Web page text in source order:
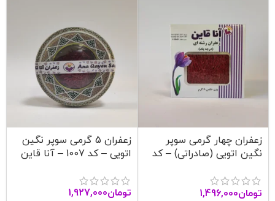
زعفران چهار گرمی سوپر
نگین اتویی (صادراتی) – کد
تومان1,496,000
زعفران 5 گرمی سوپر نگین
اتویی – کد 1007 – آنا قاین
تومان1,927,000